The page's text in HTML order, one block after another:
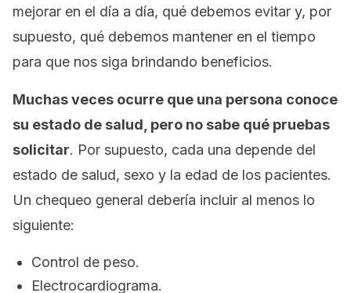
mejorar en el día a día, qué debemos evitar y, por
supuesto, qué debemos mantener en el tiempo
para que nos siga brindando beneficios.
Muchas veces ocurre que una persona conoce
su estado de salud, pero no sabe qué pruebas
solicitar. Por supuesto, cada una depende del
estado de salud, sexo y la edad de los pacientes.
Un chequeo general debería incluir al menos lo
siguiente:
Control de peso.
Electrocardiograma.